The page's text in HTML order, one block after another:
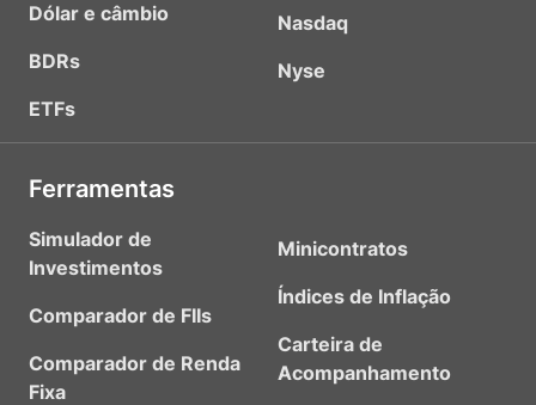
Dólar e câmbio
BDRs
ETFs
Nasdaq
Nyse
Ferramentas
Simulador de
Investimentos
Comparador de FIIs
Comparador de Renda
Fixa
Minicontratos
Índices de Inflação
Carteira de
Acompanhamento